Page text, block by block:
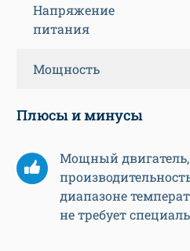
Напряжение
питания
Мощность
Плюсы и минусы
Мощный
диапазоне
не требует